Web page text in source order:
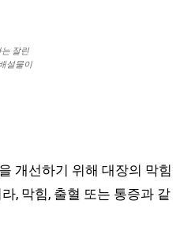
잘린
설물이
개선하기 위해 대장의 막힘
, 막힘, 출혈 또는 통증과 같